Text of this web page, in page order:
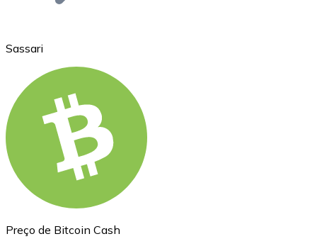
Ethereum
Sassari
Preço de Bitcoin Cash